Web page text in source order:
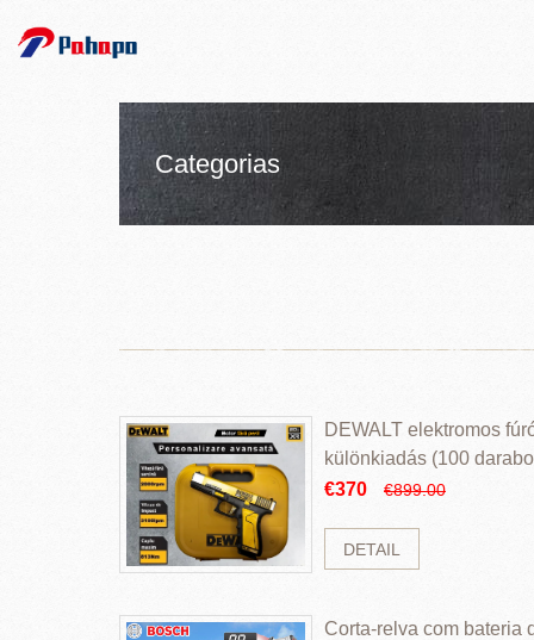
Categorias
DEWALT elektromos
különkiadás (100
€370
€899.00
DETAIL
Corta-relva com bateria